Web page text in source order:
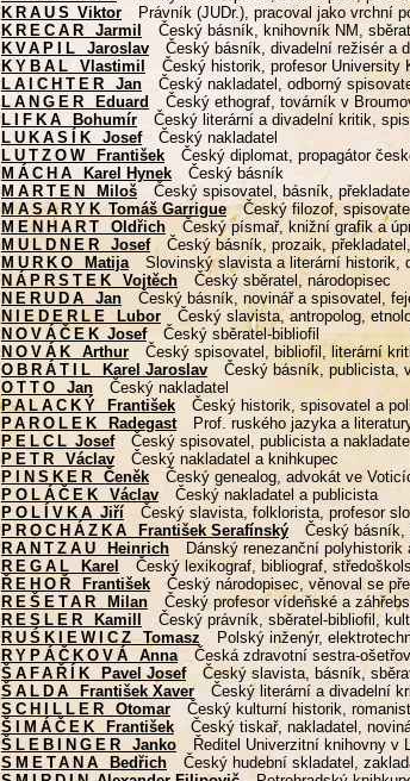
KRAUS Viktor
Právník (JUDr.), pracoval jako vrchní
KRECAR Jarmil
Český básník, knihovník NM,
KVAPIL Jaroslav
Český básník, divadelní režisér a
KYBAL Vlastimil
Český historik, profesor University
LAICHTER Jan
Český nakladatel, odborný
LANGER
Eduard
Český ethograf, továrník v
LIFKA
Bohumír
Český literární a divadelní kritik,
LUKASÍK Josef
Český nakladatel
LUTZOW
František
Český diplomat, propagátor
MÁCHA
Karel Hynek
Český básník
MARTEN
Miloš
Český spisovatel, básník,
MASARYK Tomáš Garrigue
Český filozof,
MENHART Oldřich
Český písmař, knižní grafik a
MULDNER Josef
Český básník, prozaik,
MURKO
Matija
Slovinský slavista a literární historik,
NÁPRSTEK Vojtěch
Český sběratel, národopisec
NERUDA Jan
Český básník, novinář a spisovatel,
NIEDERLE
Lubor
Český slavista, antropolog,
NOVÁČEK Josef
Český sběratel-bibliofil
NOVÁK Arthur
Český spisovatel, bibliofil, literární
OBRÁTIL
Karel Jaroslav
Český básník, publicista,
OTTO Jan
Český nakladatel
PALACKÝ
František
Český historik, spisovatel a
PAROLEK
Radegast
Prof. ruského jazyka a
PELCL Josef
Český spisovatel, publicista a nakladatel
PETR Václav
Český nakladatel a knihkupec
PINSKER Čeněk
Český genealog, advokát ve
POLÁČEK Václav
Český nakladatel a publicista
POLÍVKA Jiří
Český slavista, folklorista, profesor
PROCHÁZKA
František Serafínský
Český básník,
RANTZAU
Heinrich
Dánský renezanční polyhistorik
REGAL
Karel
Český lexikograf, bibliograf,
ŘEHOŘ
František
Český národopisec, věnoval se
REŠETAR
Milan
Český profesor vídeňské a
RESLER
Kamill
Český právník, sběratel-bibliofil,
RUŚKIEWICZ Tomasz
Polský inženýr,
RYPÁČKOVÁ Anna
Česká zdravotní sestra-
ŠAFAŘÍK
Pavel Josef
Český slavista, básník,
ŠALDA
František Xaver
Český literární a divadelní
SCHILLER Otomar
Český kulturní historik,
ŠIMÁČEK
František
Český tiskař, nakladatel,
ŠLEBINGER Janko
Ředitel Univerzitní knihovny v
SMETANA
Bedřich
Český hudební skladatel,